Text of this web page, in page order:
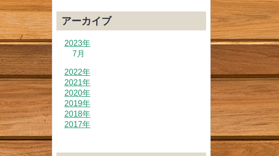
アーカイブ
2023年
7月
2022年
2021年
2020年
2019年
2018年
2017年